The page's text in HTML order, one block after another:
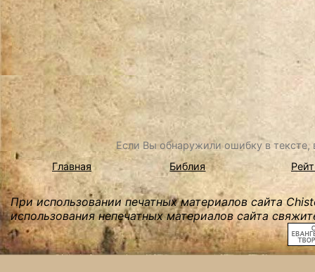
Если Вы обнаружили ошибку в
Главная
Библия
При использовании печатных материалов сайта
использования непечатных материалов сайта